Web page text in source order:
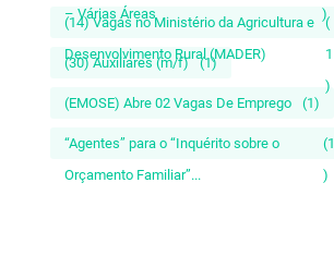
– Várias Áreas
)
(14) Vagas no Ministério da Agricultura e
Desenvolvimento Rural (MADER)
(
1
)
(30) Auxiliares (m/f) (1)
(EMOSE) Abre 02 Vagas De Emprego (1)
“Agentes” para o “Inquérito sobre o
Orçamento Familiar”...
(1
)